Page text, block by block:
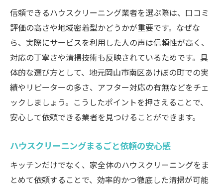
信頼できるハウスクリーニング業者を選ぶ際は、口コミ
評価の高さや地域密着型かどうかが重要です。なぜな
ら、実際にサービスを利用した人の声は信頼性が高く、
対応の丁寧さや清掃技術も反映されているためです。具
体的な選び方として、地元岡山市南区あけぼの町での実
績やリピーターの多さ、アフター対応の有無などをチェ
ックしましょう。こうしたポイントを押さえることで、
安心して依頼できる業者を見つけることができます。
ハウスクリーニングまるごと依頼の安心感
キッチンだけでなく、家全体のハウスクリーニングをま
とめて依頼することで、効率的かつ徹底した清掃が可能